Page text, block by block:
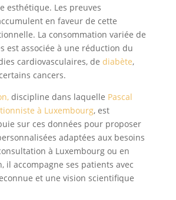
esthétique. Les preuves
en faveur de cette
La consommation variée de
est associée à une réduction du
cardiovasculaires, de diabète,
cancers.
discipline dans laquelle Pascal
à Luxembourg, est
sur ces données pour proposer
adaptées aux besoins
à Luxembourg ou en
il accompagne ses patients avec
et une vision scientifique